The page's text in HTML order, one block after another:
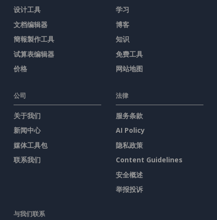
设计工具
文档编辑器
簡報製作工具
试算表编辑器
价格
学习
博客
知识
免费工具
网站地图
公司
关于我们
新闻中心
媒体工具包
联系我们
法律
服务条款
AI Policy
隐私政策
Content Guidelines
安全概述
举报投诉
与我们联系